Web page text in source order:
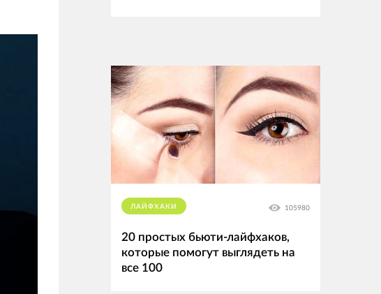
ЛАЙФХАКИ 105980
20 простых бьюти-лайфхаков,
которые помогут выглядеть на
все 100